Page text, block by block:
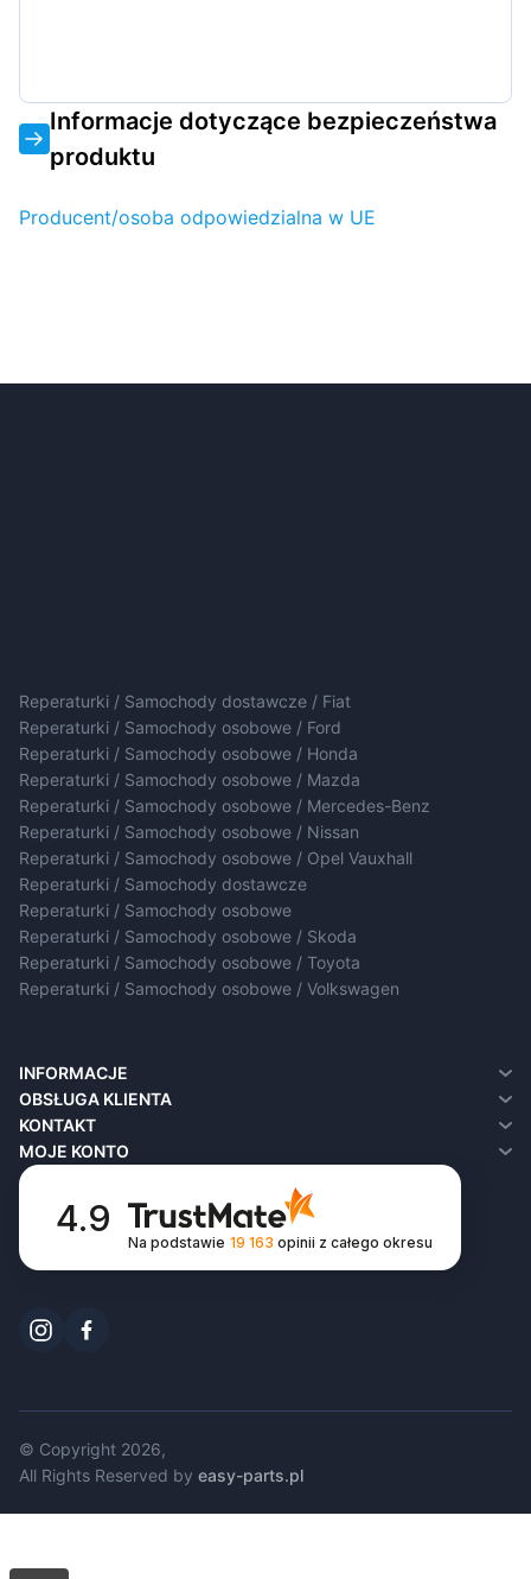
Informacje dotyczące bezpieczeństwa
produktu
Producent/osoba odpowiedzialna w UE
Reperaturki / Samochody dostawcze / Fiat
Reperaturki / Samochody osobowe / Ford
Reperaturki / Samochody osobowe / Honda
Reperaturki / Samochody osobowe / Mazda
Reperaturki / Samochody osobowe / Mercedes-Benz
Reperaturki / Samochody osobowe / Nissan
Reperaturki / Samochody osobowe / Opel Vauxhall
Reperaturki / Samochody dostawcze
Reperaturki / Samochody osobowe
Reperaturki / Samochody osobowe / Skoda
Reperaturki / Samochody osobowe / Toyota
Reperaturki / Samochody osobowe / Volkswagen
INFORMACJE
O nas
Dostawa
Polityka prywatności
Regulamin
OBSŁUGA KLIENTA
Kontakt
Zwroty
Mapa sklepu
KONTAKT
MOJE KONTO
Moje konto
Historia zamówień
Lista życzeń
Newsletter
4.9
Na podstawie 19 163 opinii z całego okresu
© Copyright 2026,
All Rights Reserved by easy-parts.pl